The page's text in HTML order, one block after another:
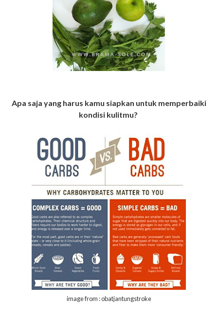
Apa saja yang harus kamu siapkan untuk memperbaiki
kondisi kulitmu?
image from : obatjantungstroke